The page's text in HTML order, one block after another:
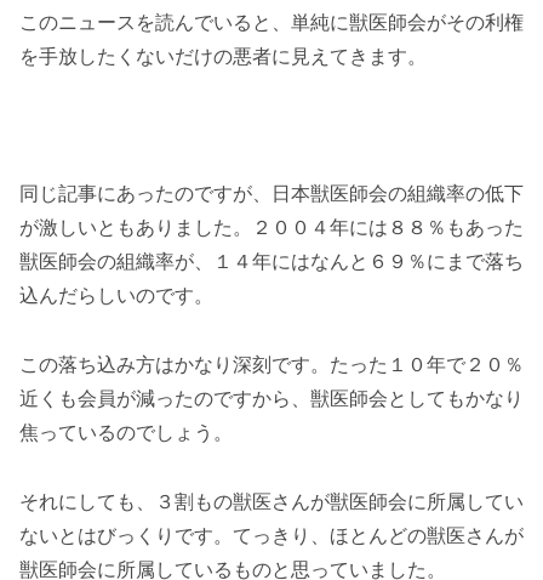
このニュースを読んでいると、単純に獣医師会がその利権
を手放したくないだけの悪者に見えてきます。
同じ記事にあったのですが、日本獣医師会の組織率の低下
が激しいともありました。２００４年には８８％もあった
獣医師会の組織率が、１４年にはなんと６９％にまで落ち
込んだらしいのです。
この落ち込み方はかなり深刻です。たった１０年で２０％
近くも会員が減ったのですから、獣医師会としてもかなり
焦っているのでしょう。
それにしても、３割もの獣医さんが獣医師会に所属してい
ないとはびっくりです。てっきり、ほとんどの獣医さんが
獣医師会に所属しているものと思っていました。